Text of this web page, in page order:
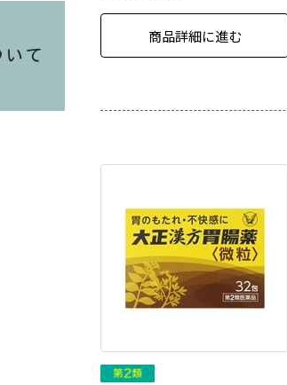
商品詳細に進む